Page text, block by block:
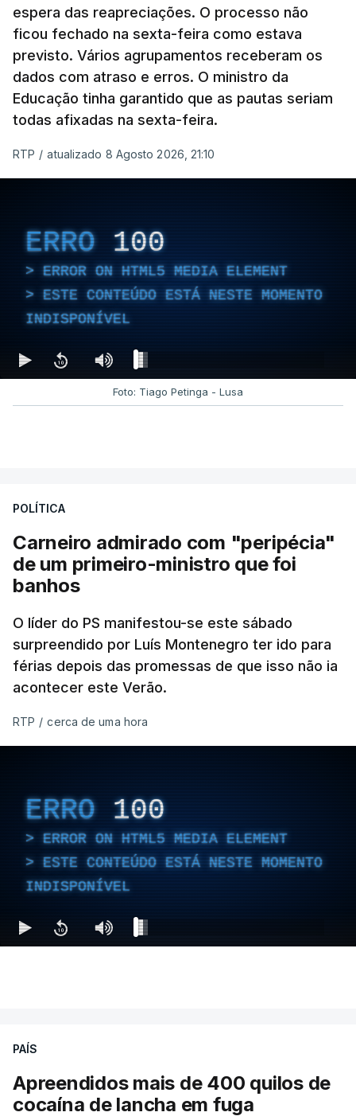
espera das reapreciações. O processo não
ficou fechado na sexta-feira como estava
previsto. Vários agrupamentos receberam os
dados com atraso e erros. O ministro da
Educação tinha garantido que as pautas seriam
todas afixadas na sexta-feira.
RTP / atualizado 8 Agosto 2026, 21:10
ERRO 100
ERROR ON HTML5 MEDIA ELEMENT
ESTE CONTEÚDO ESTÁ NESTE MOMENTO
INDISPONÍVEL
Foto: Tiago Petinga - Lusa
POLÍTICA
Carneiro admirado com "peripécia"
de um primeiro-ministro que foi
banhos
O líder do PS manifestou-se este sábado
surpreendido por Luís Montenegro ter ido para
férias depois das promessas de que isso não ia
acontecer este Verão.
RTP / cerca de uma hora
ERRO 100
ERROR ON HTML5 MEDIA ELEMENT
ESTE CONTEÚDO ESTÁ NESTE MOMENTO
INDISPONÍVEL
PAÍS
Apreendidos mais de 400 quilos de
cocaína de lancha em fuga